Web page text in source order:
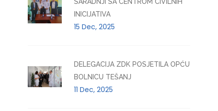
INICIJATIVA
15 Dec, 2025
DELEGACIJA ZDK POSJETILA OPĆU
BOLNICU TEŠANJ
11 Dec, 2025